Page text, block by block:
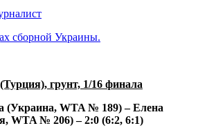
сборной Украины.
грунт, 1/16 финала
(Украина, WTA № 189) – Елена
WTA № 206) – 2:0 (6:2, 6:1)